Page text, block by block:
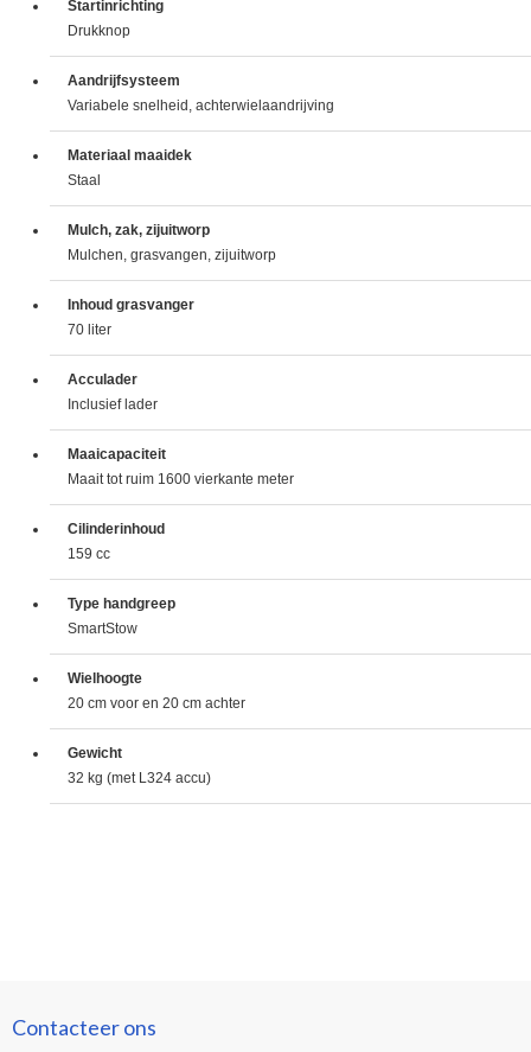
Startinrichting
Drukknop
Aandrijfsysteem
Variabele snelheid, achterwielaandrijving
Materiaal maaidek
Staal
Mulch, zak, zijuitworp
Mulchen, grasvangen, zijuitworp
Inhoud grasvanger
70 liter
Acculader
Inclusief lader
Maaicapaciteit
Maait tot ruim 1600 vierkante meter
Cilinderinhoud
159 cc
Type handgreep
SmartStow
Wielhoogte
20 cm voor en 20 cm achter
Gewicht
32 kg (met L324 accu)
Contacteer ons